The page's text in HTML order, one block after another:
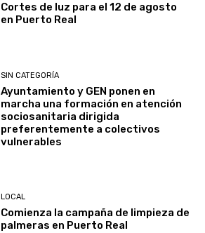
Cortes de luz para el 12 de agosto
en Puerto Real
SIN CATEGORÍA
Ayuntamiento y GEN ponen en
marcha una formación en atención
sociosanitaria dirigida
preferentemente a colectivos
vulnerables
LOCAL
Comienza la campaña de limpieza de
palmeras en Puerto Real